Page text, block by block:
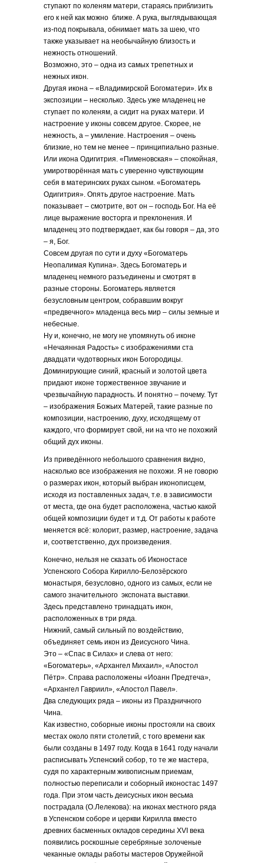
ступают по коленям матери, стараясь приблизить
его к ней как можно ближе. А рука, выглядывающая
из-под покрывала, обнимает мать за шею, что
также указывает на необычайную близость и
нежность отношений.
Возможно, это – одна из самых трепетных и
нежных икон.
Другая икона – «Владимирской Богоматери». Их в
экспозиции – несколько. Здесь уже младенец не
ступает по коленям, а сидит на руках матери. И
настроение у иконы совсем другое. Скорее, не
нежность, а – умиление. Настроения – очень
близкие, но тем не менее – принципиально разные.
Или икона Одигитрия. «Пименовская» – спокойная,
умиротворённая мать с уверенно чувствующим
себя в материнских руках сыном. «Богоматерь
Одигитрия». Опять другое настроение. Мать
показывает – смотрите, вот он – господь Бог. На её
лице выражение восторга и преклонения. И
младенец это подтверждает, как бы говоря – да, это
– я, Бог.
Совсем другая по сути и духу «Богоматерь
Неопалимая Купина». Здесь Богоматерь и
младенец немного разъединены и смотрят в
разные стороны. Богоматерь является
безусловным центром, собравшим вокруг
«предвечного» младенца весь мир – силы земные и
небесные.
Ну и, конечно, не могу не упомянуть об иконе
«Нечаянная Радость» с изображениями ста
двадцати чудотворных икон Богородицы.
Доминирующие синий, красный и золотой цвета
придают иконе торжественное звучание и
чрезвычайную парадность. И понятно – почему. Тут
– изображения Божьих Матерей, такие разные по
композиции, настроению, духу, исходящему от
каждого, что формирует свой, ни на что не похожий
общий дух иконы.
Из приведённого небольшого сравнения видно,
насколько все изображения не похожи. Я не говорю
о размерах икон, который выбран иконописцем,
исходя из поставленных задач, т.е. в зависимости
от места, где она будет расположена, частью какой
общей композиции будет и т.д. От работы к работе
меняется всё: колорит, размер, настроение, задача
и, соответственно, дух произведения.
Конечно, нельзя не сказать об Иконостасе
Успенского Собора Кирилло-Белозёрского
монастыря, безусловно, одного из самых, если не
самого значительного экспоната выставки.
Здесь представлено тринадцать икон,
расположенных в три ряда.
Нижний, самый сильный по воздействию,
объединяет семь икон из Деисусного Чина.
Это – «Спас в Силах» и слева от него:
«Богоматерь», «Архангел Михаил», «Апостол
Пётр». Справа расположены «Иоанн Предтеча»,
«Архангел Гавриил», «Апостол Павел».
Два следующих ряда – иконы из Праздничного
Чина.
Как известно, соборные иконы простояли на своих
местах около пяти столетий, с того времени как
были созданы в 1497 году. Когда в 1641 году начали
расписывать Успенский собор, то те же мастера,
судя по характерным живописным приемам,
полностью переписали и соборный иконостас 1497
года. При этом часть деисусных икон весьма
пострадала (О.Лелекова): на иконах местного ряда
в Успенском соборе и церкви Кирилла вместо
древних басменных окладов середины XVI века
появились роскошные серебряные золоченые
чеканные оклады работы мастеров Оружейной